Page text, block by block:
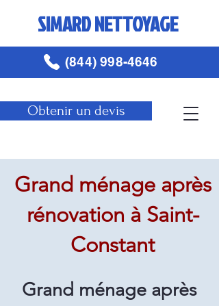
SIMARD NETTOYAGE
Obtenir un devis
(844) 998-4646
Grand ménage après
rénovation à Saint-
Constant
Grand ménage après